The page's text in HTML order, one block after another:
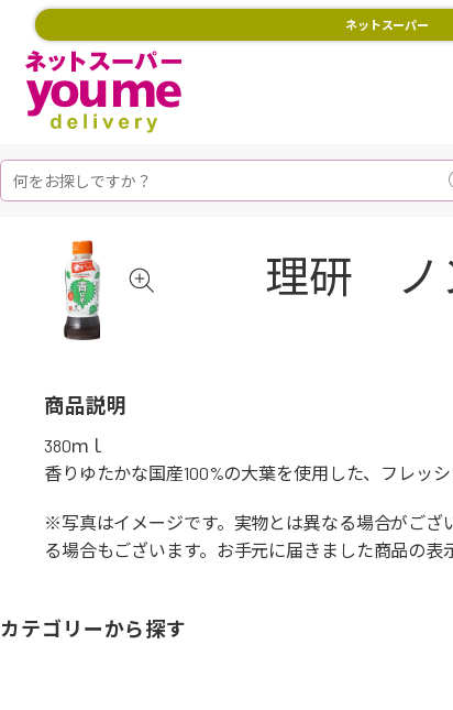
ネットスーパー
理研 ノ
商品説明
380ｍｌ
香りゆたかな国産100%の大葉を使用した、フレッ
※写真はイメージです。実物とは異なる場合がご
る場合もございます。お手元に届きました商品の表
カテゴリーから探す